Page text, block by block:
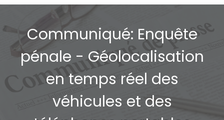
Communiqué: Enquête
pénale - Géolocalisation
en temps réel des
véhicules et des